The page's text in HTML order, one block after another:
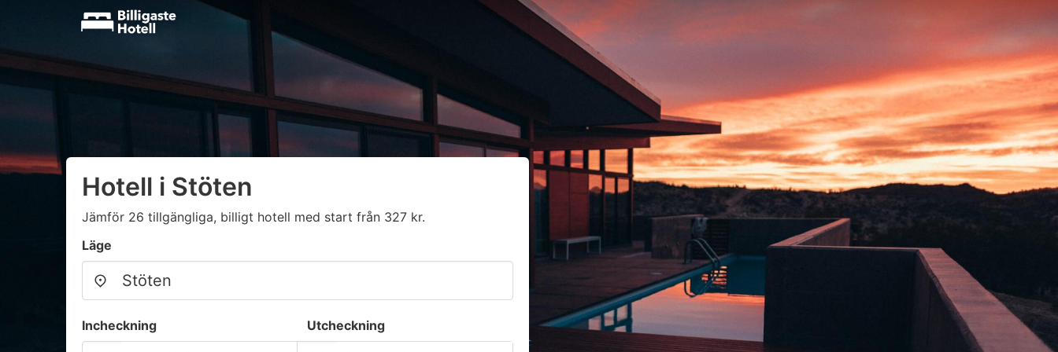
Hotell i Stöten
Jämför 26 tillgängliga, billigt hotell med start från 327 kr.
Läge
Incheckning Utcheckning